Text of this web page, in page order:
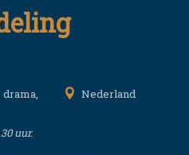
drama, Nederland
uur.